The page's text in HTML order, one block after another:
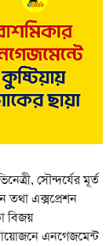
সৌন্দর্যের মূর্ত
তথা এক্সপ্রেশন
বিজয়
এনগেজমেন্ট